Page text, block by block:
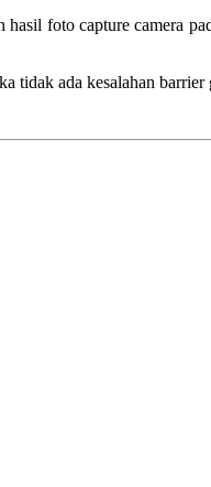
foto capture camera
tidak ada kesalahan barrier